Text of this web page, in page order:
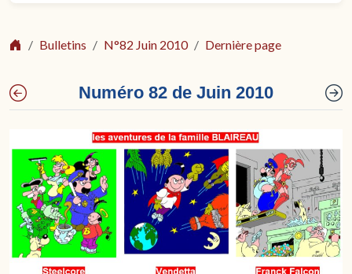
Bulletins N°82 Juin 2010 Dernière page
Numéro 82 de Juin 2010